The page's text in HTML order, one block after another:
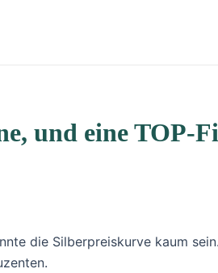
und eine TOP-
die Silberpreiskurve kaum